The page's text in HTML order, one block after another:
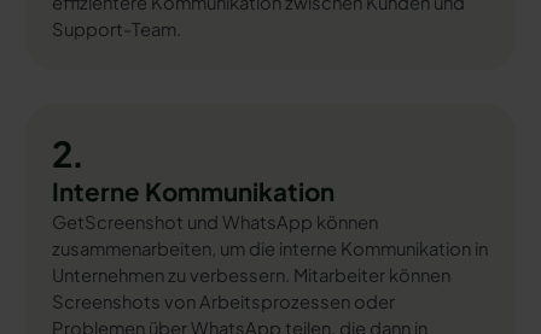
Support-Team.
2.
Interne Kommunikation
GetScreenshot und WhatsApp können
zusammenarbeiten, um die interne Kommunikation in
Unternehmen zu verbessern. Mitarbeiter können
Screenshots von Arbeitsprozessen oder
Problemen über WhatsApp teilen, die dann in